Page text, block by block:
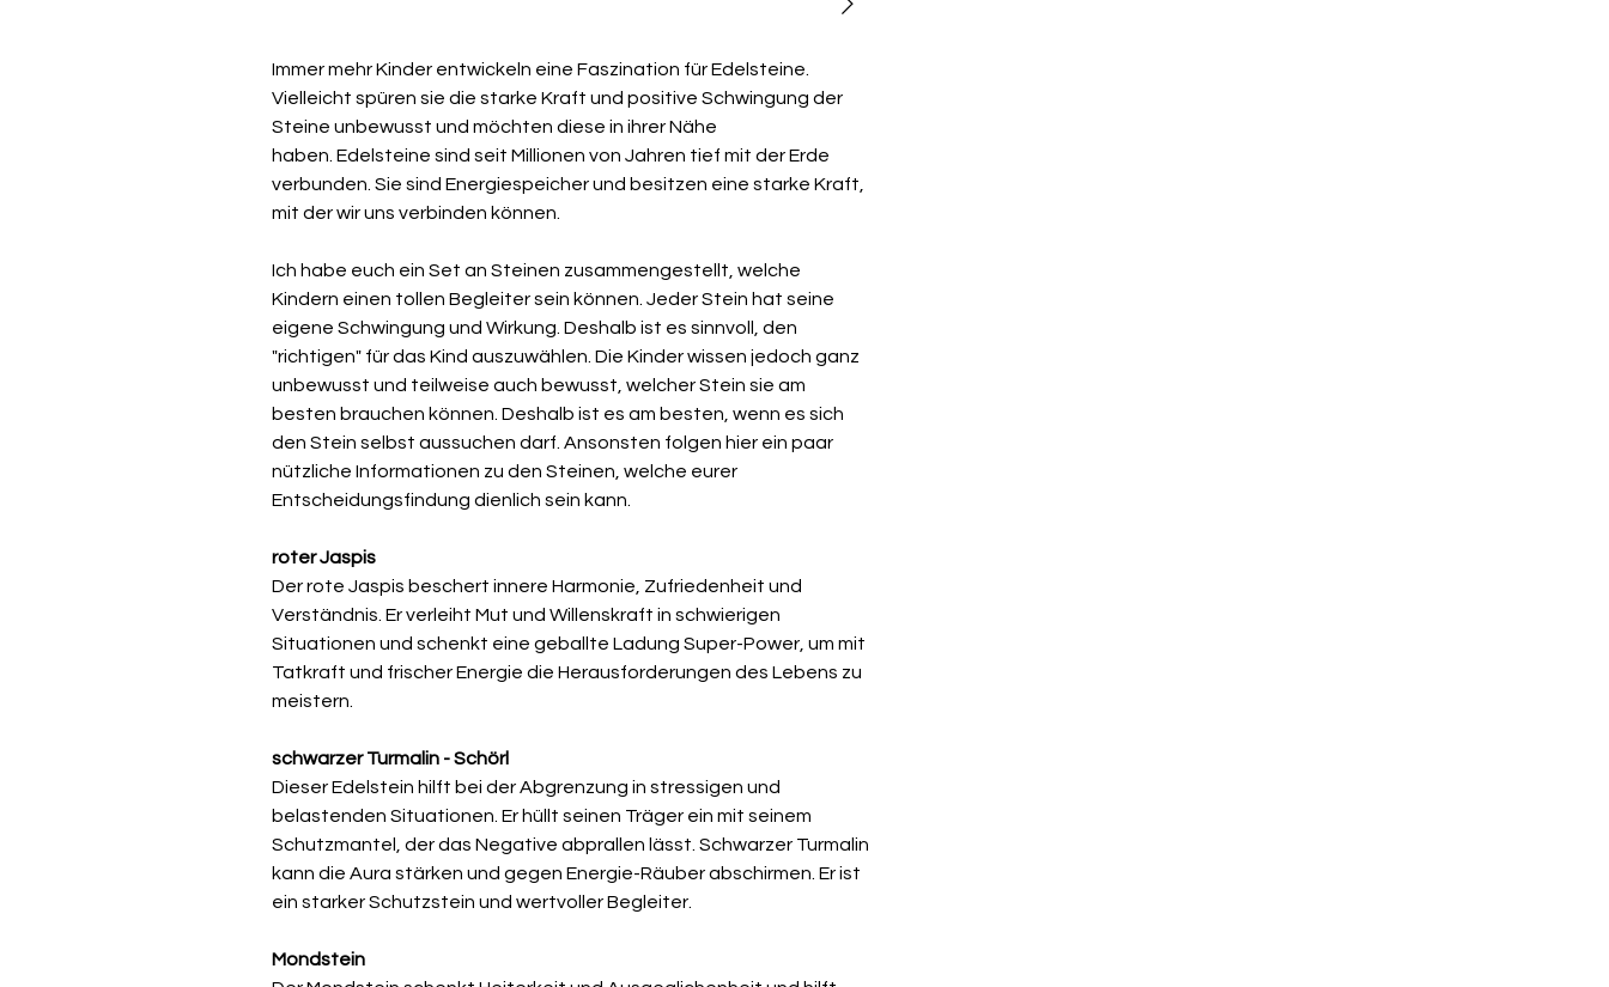
Immer mehr Kinder entwickeln eine Faszination für Edelsteine.
Vielleicht spüren sie die starke Kraft und positive Schwingung der
Steine unbewusst und möchten diese in ihrer Nähe
haben. Edelsteine sind seit Millionen von Jahren tief mit der Erde
verbunden. Sie sind Energiespeicher und besitzen eine starke Kraft,
mit der wir uns verbinden können.
Ich habe euch ein Set an Steinen zusammengestellt, welche
Kindern einen tollen Begleiter sein können. Jeder Stein hat seine
eigene Schwingung und Wirkung. Deshalb ist es sinnvoll, den
"richtigen" für das Kind auszuwählen. Die Kinder wissen jedoch ganz
unbewusst und teilweise auch bewusst, welcher Stein sie am
besten brauchen können. Deshalb ist es am besten, wenn es sich
den Stein selbst aussuchen darf. Ansonsten folgen hier ein paar
nützliche Informationen zu den Steinen, welche eurer
Entscheidungsfindung dienlich sein kann.
roter Jaspis
Der rote Jaspis beschert innere Harmonie, Zufriedenheit und
Verständnis. Er verleiht Mut und Willenskraft in schwierigen
Situationen und schenkt eine geballte Ladung Super-Power, um mit
Tatkraft und frischer Energie die Herausforderungen des Lebens zu
meistern.
schwarzer Turmalin - Schörl
Dieser Edelstein hilft bei der Abgrenzung in stressigen und
belastenden Situationen. Er hüllt seinen Träger ein mit seinem
Schutzmantel, der das Negative abprallen lässt. Schwarzer Turmalin
kann die Aura stärken und gegen Energie-Räuber abschirmen. Er ist
ein starker Schutzstein und wertvoller Begleiter.
Mondstein